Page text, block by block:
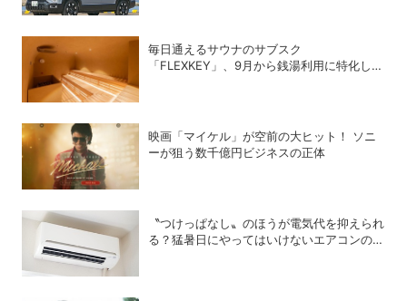
毎日通えるサウナのサブスク
「FLEXKEY」、9月から銭湯利用に特化した
映画「マイケル」が空前の大ヒット！ ソニ
ーが狙う数千億円ビジネスの正体
〝つけっぱなし〟のほうが電気代を抑えられ
る？猛暑日にやってはいけないエアコンの使